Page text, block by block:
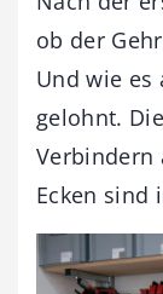
ob der
Und wie es
gelohnt.
Verbindern
Ecken sind